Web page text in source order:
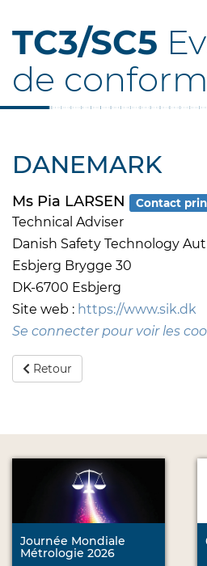
TC3/SC5
de
DANEMARK
Ms Pia LARSEN Contact
Technical Adviser
Danish Safety Technology
Esbjerg Brygge 30
DK-6700 Esbjerg
Site web : https://www.sik.dk
Se connecter pour voir les
Retour
Journée Mondiale
Métrologie 2026